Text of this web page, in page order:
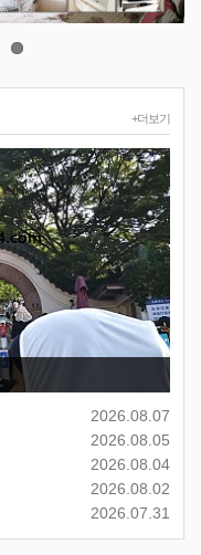
Next
+더보기
2026.08.07
2026.08.05
2026.08.04
2026.08.02
2026.07.31